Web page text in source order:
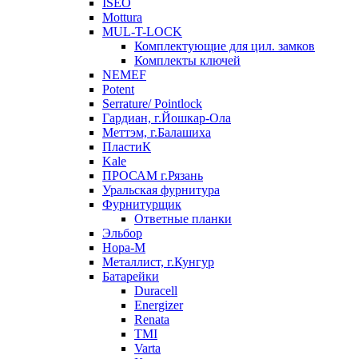
ISEO
Mottura
MUL-T-LOCK
Комплектующие для цил. замков
Комплекты ключей
NEMEF
Potent
Serrature/ Pointlock
Гардиан, г.Йошкар-Ола
Меттэм, г.Балашиха
ПластиК
Kale
ПРОСАМ г.Рязань
Уральская фурнитура
Фурнитурщик
Ответные планки
Эльбор
Нора-М
Металлист, г.Кунгур
Батарейки
Duracell
Energizer
Renata
TMI
Varta